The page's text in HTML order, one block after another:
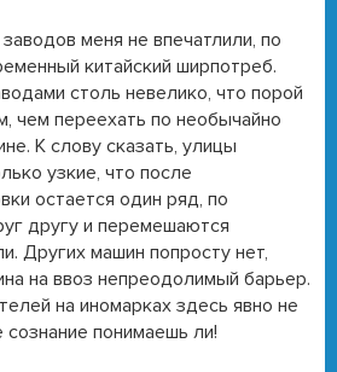
меня не впечатлили, по
китайский ширпотреб.
столь невелико, что порой
чем переехать по необычайно
К слову сказать, улицы
узкие, что после
остается один ряд, по
другу и перемешаются
Других машин попросту нет,
на ввоз непреодолимый барьер.
на иномарках здесь явно не
понимаешь ли!